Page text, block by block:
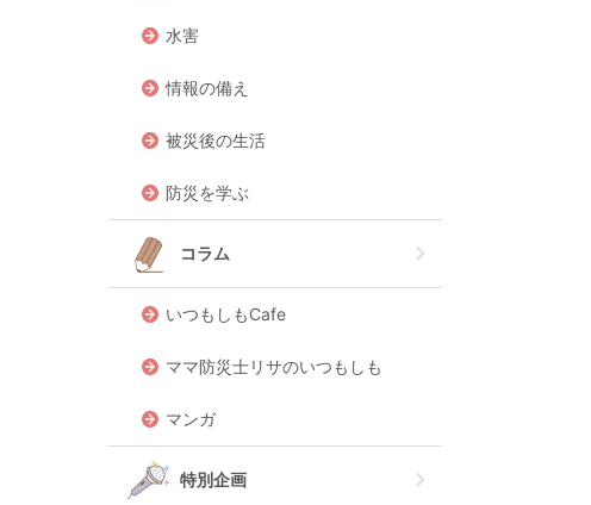
水害
情報の備え
被災後の生活
防災を学ぶ
コラム
いつもしもCafe
ママ防災士リサのいつもしも
マンガ
特別企画